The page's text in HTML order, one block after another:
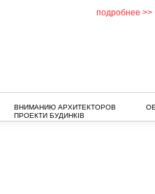
подробнее >>
ВНИМАНИЮ АРХИТЕКТОРОВ
ПРОЕКТИ БУДИНКІВ